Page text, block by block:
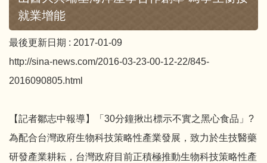
就業增能
最後更新日期 : 2017-01-09
http://sina-news.com/2016-03-23-00-12-22/845-
2016090805.html
【記者鄒志中報導】「30分鐘揪出標示不實之黑心食品」?
為配合台灣政府生物科技策略性產業發展，致力於生技醫藥
研發產業耕耘，台灣政府目前正積極推動生物科技策略性產